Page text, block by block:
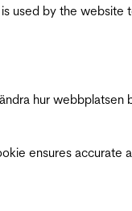
used by the
hur
ensures accurate